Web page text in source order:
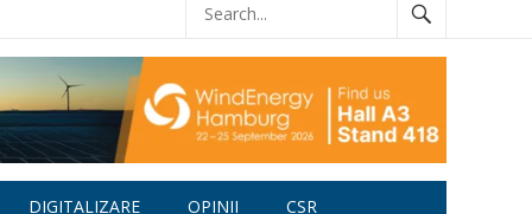
DIGITALIZARE OPINII CSR